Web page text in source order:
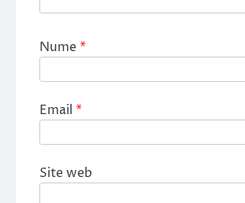
Nume*
Email *
Site web